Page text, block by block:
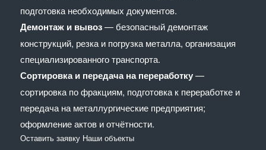
подготовка необходимых документов.
Демонтаж и вывоз— безопасный демонтаж
конструкций, резка и погрузка металла, организация
специализированного транспорта.
Сортировка и передача на переработку—
сортировка по фракциям, подготовка к переработке и
передача на металлургические предприятия;
оформление актов и отчётности.
Оставить заявку Наши объекты